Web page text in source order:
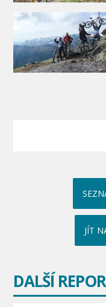
JÍT
DALŠÍ